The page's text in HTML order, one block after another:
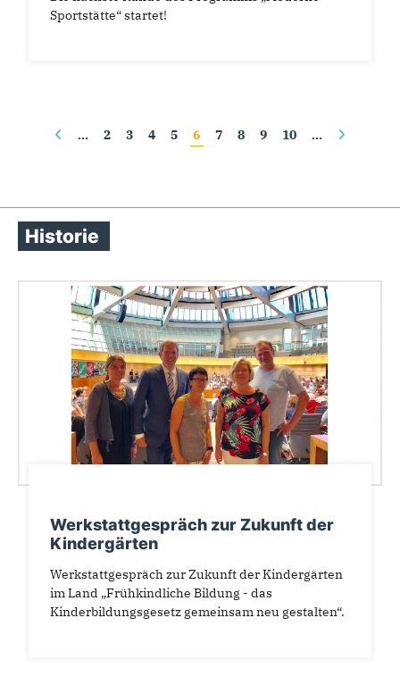
Sportstätte“ startet!
Seiten… 2 3 4 5 6 7 8 9 10 …
Historie
Werkstattgespräch zur Zukunft der
Kindergärten
Werkstattgespräch zur Zukunft der Kindergärten
im Land „Frühkindliche Bildung - das
Kinderbildungsgesetz gemeinsam neu gestalten“.